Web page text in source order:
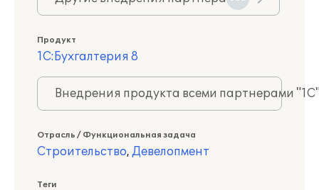
Продукт
1С:Бухгалтерия 8
Внедрения продукта всеми партнерами
Отрасль / Функциональная задача
Строительство, Девелопмент
Теги